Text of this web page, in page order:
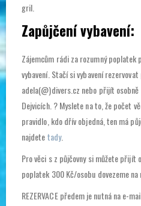
gril.
Zapůjčení vybavení:
Zájemcům rádi za rozumný poplatek
vybavení. Stačí si vybavení
adela(@)divers.cz nebo přijít
Dejvicích. ? Myslete na to, že počet
pravidlo, kdo dřív objedná, ten má
najdetetady.
Pro věci s z půjčovny si můžete přijít
poplatek 300 Kč/osobu dovezeme
REZERVACE předem je nutná na e-